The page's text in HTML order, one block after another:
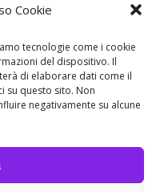
Cookie
tecnologie come i cookie
del dispositivo. Il
di elaborare dati come il
su questo sito. Non
negativamente su alcune